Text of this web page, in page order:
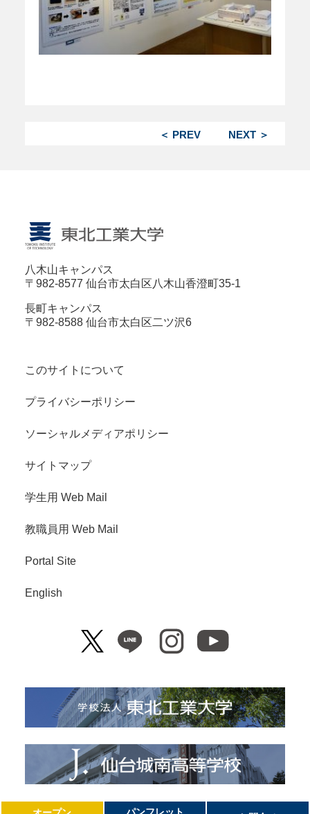
NEXT ＞
＜ PREV
八木山キャンパス
〒982-8577 仙台市太白区八木山香澄町35-1
長町キャンパス
〒982-8588 仙台市太白区二ツ沢6
このサイトについて
プライバシーポリシー
ソーシャルメディアポリシー
サイトマップ
学生用 Web Mail
教職員用 Web Mail
Portal Site
English
Copyright© Tohoku Institute of Technology. All Right Reserved.
パンフレット